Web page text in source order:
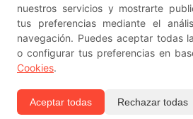
nuestros servicios y mostrarte
tus preferencias mediante el
navegación. Puedes aceptar todas
o configurar tus preferencias en
Cookies.
Aceptar todas Rechazar todas